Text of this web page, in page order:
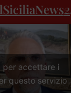
per accettare i
questo servizio